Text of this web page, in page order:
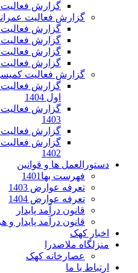
گزارش فعالیت
گزارش فعالیت
گزارش فعالیت عمرانی
گزارش فعالیت
گزارش فعالیت
گزارش فعالیت
گزارش فعالیت
اول 1404
گزارش فعالیت
1403
گزارش فعالیت
گزارش
1402
دستورالعمل ها و قوانین
فهرست بها1401
تعرفه عوارض 1403
تعرفه عوارض 1404
قانون درآمد پایدار
قانون درآمد پایدار و
اخبار کهک
منزلگاه ملاصدرا
عصارخانه کهک
ارتباط با ما